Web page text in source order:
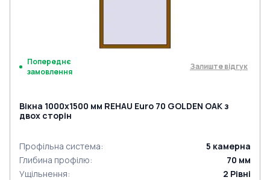
Попереднє
замовлення
Залиште відгук
Вікна 1000x1500 мм REHAU Euro 70 GOLDEN OAK з
двох сторін
Профільна система: 5 камерна
Глибина профілю: 70 мм
Ущільнення: 2 Рівні